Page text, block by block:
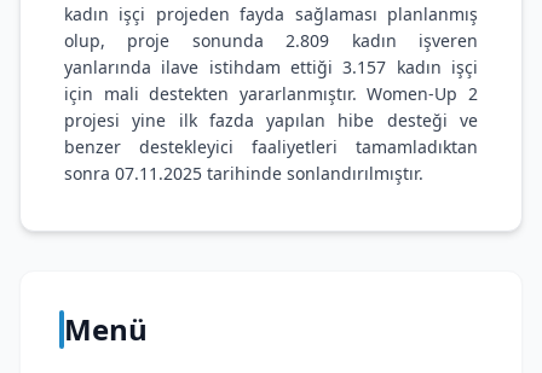
Menü
kadın işçi projeden fayda sağlaması planlanmış
olup, proje sonunda 2.809 kadın işveren
yanlarında ilave istihdam ettiği 3.157 kadın işçi
için mali destekten yararlanmıştır. Women-Up 2
projesi yine ilk fazda yapılan hibe desteği ve
benzer destekleyici faaliyetleri tamamladıktan
sonra 07.11.2025 tarihinde sonlandırılmıştır.